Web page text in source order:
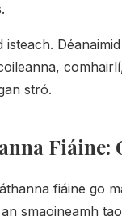
isteach.
stró.
Fiáine:
fiáine go
smaoineamh